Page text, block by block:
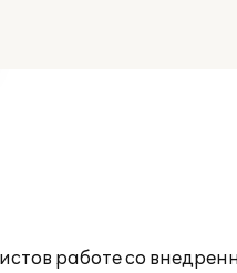
работе со